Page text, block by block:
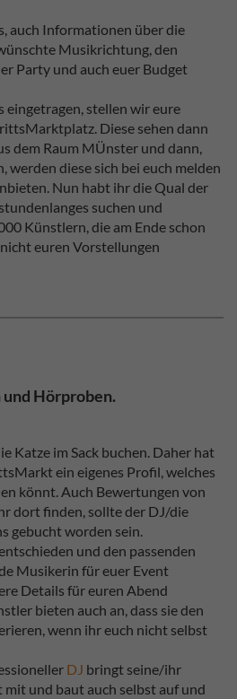
auch Informationen über die
Musikrichtung, den
Party und auch euer Budget
eingetragen, stellen wir eure
Diese sehen dann
dem Raum MÜnster und dann,
werden diese sich bei euch melden
Nun habt ihr die Qual der
suchen und
Künstlern, die am Ende schon
euren Vorstellungen
Hörproben.
Katze im Sack buchen. Daher hat
ein eigenes Profil, welches
könnt. Auch Bewertungen von
dort finden, sollte der DJ/die
gebucht worden sein.
und den passenden
Musikerin für euer Event
Details für euren Abend
bieten auch an, dass sie den
wenn ihr euch nicht selbst
DJ bringt seine/ihr
und baut auch selbst auf und